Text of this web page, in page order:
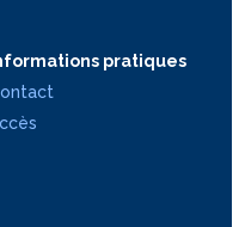
pratiques